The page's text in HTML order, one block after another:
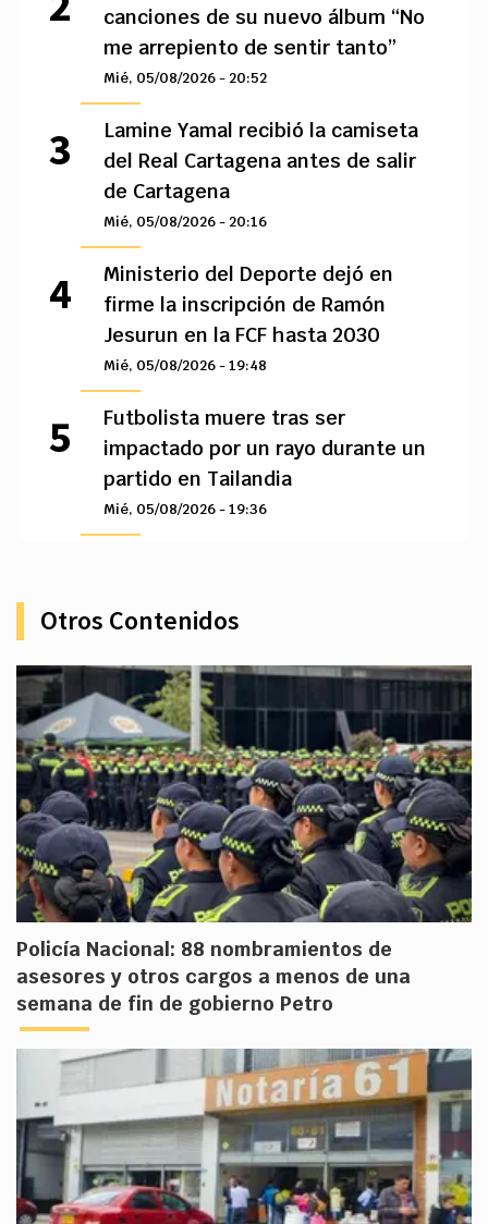
canciones de su nuevo álbum “No
me arrepiento de sentir tanto”
Mié, 05/08/2026 - 20:52
Lamine Yamal recibió la camiseta
del Real Cartagena antes de salir
de Cartagena
Mié, 05/08/2026 - 20:16
Ministerio del Deporte dejó en
firme la inscripción de Ramón
Jesurun en la FCF hasta 2030
Mié, 05/08/2026 - 19:48
Futbolista muere tras ser
impactado por un rayo durante un
partido en Tailandia
Mié, 05/08/2026 - 19:36
Otros Contenidos
Policía Nacional: 88 nombramientos de
asesores y otros cargos a menos de una
semana de fin de gobierno Petro